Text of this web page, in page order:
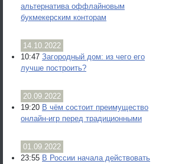
альтернатива оффлайновым
букмекерским конторам
14.10.2022
10:47 Загородный дом: из чего его
лучше построить?
20.09.2022
19:20 В чём состоит преимущество
онлайн-игр перед традиционными
01.09.2022
23:55 В России начала действовать